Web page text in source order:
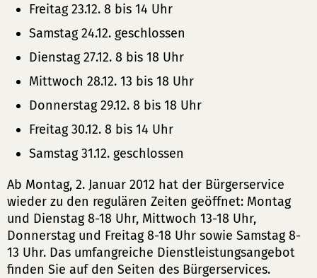
Freitag 23.12. 8 bis 14 Uhr
Samstag 24.12. geschlossen
Dienstag 27.12. 8 bis 18 Uhr
Mittwoch 28.12. 13 bis 18 Uhr
Donnerstag 29.12. 8 bis 18 Uhr
Freitag 30.12. 8 bis 14 Uhr
Samstag 31.12. geschlossen
Ab Montag, 2. Januar 2012 hat der Bürgerservice
wieder zu den regulären Zeiten geöffnet: Montag
und Dienstag 8-18 Uhr, Mittwoch 13-18 Uhr,
Donnerstag und Freitag 8-18 Uhr sowie Samstag 8-
13 Uhr. Das umfangreiche Dienstleistungsangebot
finden Sie auf den Seiten des Bürgerservices.